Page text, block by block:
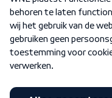
Nieuwsbrief
Word Lid